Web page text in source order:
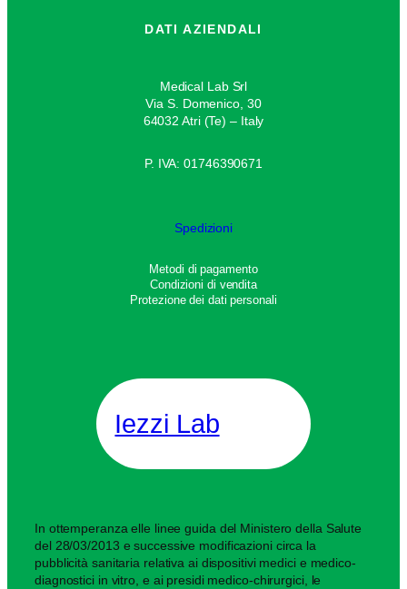
DATI AZIENDALI
Medical Lab Srl
Via S. Domenico, 30
64032 Atri (Te) – Italy
P. IVA: 01746390671
Spedizioni
Metodi di pagamento
Condizioni di vendita
Protezione dei dati personali
Iezzi Lab
In ottemperanza elle linee guida del Ministero della Salute
del 28/03/2013 e successive modificazioni circa la
pubblicità sanitaria relativa ai dispositivi medici e medico-
diagnostici in vitro, e ai presidi medico-chirurgici, le